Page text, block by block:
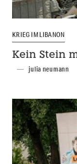
KRIEG IM LIBANON
Kein Stein
julia neumann